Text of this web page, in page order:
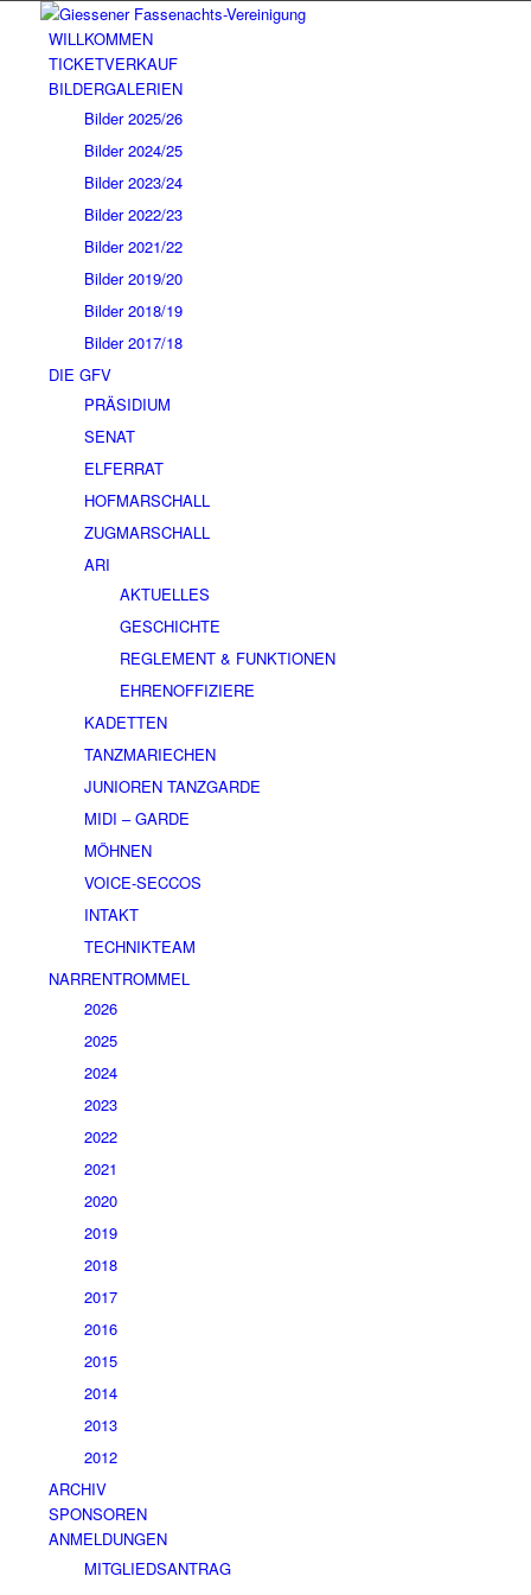
WILLKOMMEN
TICKETVERKAUF
BILDERGALERIEN
Bilder 2025/26
Bilder 2024/25
Bilder 2023/24
Bilder 2022/23
Bilder 2021/22
Bilder 2019/20
Bilder 2018/19
Bilder 2017/18
DIE GFV
PRÄSIDIUM
SENAT
ELFERRAT
HOFMARSCHALL
ZUGMARSCHALL
ARI
AKTUELLES
GESCHICHTE
REGLEMENT & FUNKTIONEN
EHRENOFFIZIERE
KADETTEN
TANZMARIECHEN
JUNIOREN TANZGARDE
MIDI – GARDE
MÖHNEN
VOICE-SECCOS
INTAKT
TECHNIKTEAM
NARRENTROMMEL
2026
2025
2024
2023
2022
2021
2020
2019
2018
2017
2016
2015
2014
2013
2012
ARCHIV
SPONSOREN
ANMELDUNGEN
MITGLIEDSANTRAG